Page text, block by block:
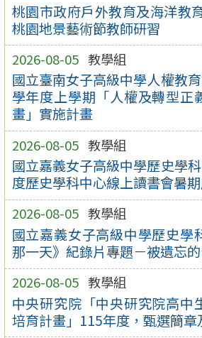
桃園市政府戶外教育及海洋教
桃園地景藝術節教師研習
2026-08-05 教學組
國立臺南女子高級中學人權教
學年度上學期「人權及轉型正
畫」實施計畫
2026-08-05 教學組
國立嘉義女子高級中學歷史學
度歷史學科中心線上讀書會暑
2026-08-05 教學組
國立嘉義女子高級中學歷史學
那一天》紀錄片專題－被遺忘
2026-08-05 教學組
中央研究院「中央研究院高中
培育計畫」115年度，甄選簡章